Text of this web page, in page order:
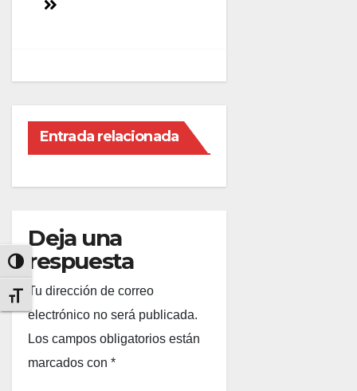
Alternar alto contraste
Alternar tamaño de letra
Entrada relacionada
Deja una
respuesta
Tu dirección de correo
electrónico no será publicada.
Los campos obligatorios están
marcados con *